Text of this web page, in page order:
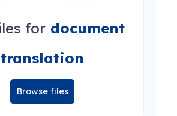
for document
translation
Browse files